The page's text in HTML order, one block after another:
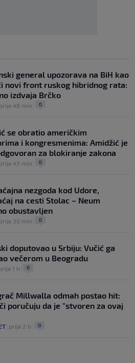
general upozorava na BiH kao
novi front ruskog hibridnog rata:
izdvaja Brčko
prije 48 min 0
se obratio američkim
i kongresmenima: Amidžić je
za blokiranje zakona
prije 43 min 0
nezgoda kod Udore,
na cesti Stolac – Neum
obustavljen
prije 30 min 0
doputovao u Srbiju: Vučić ga
večerom u Beogradu
1 h 0
Millwalla odmah postao hit:
poručuju da je "stvoren za ovaj
prije 2 h 0